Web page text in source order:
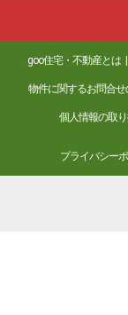
goo住宅・不動産とは
物件に関するお問合せ
個人情報の取
プライバシー